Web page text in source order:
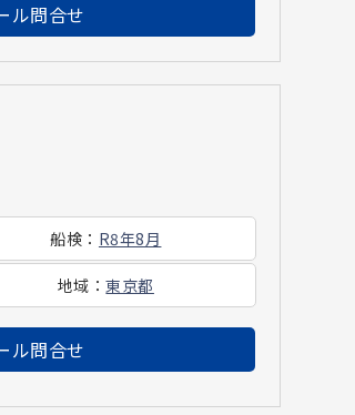
ル問合せ
船検 ： R8年8月
地域 ：東京都
ル問合せ